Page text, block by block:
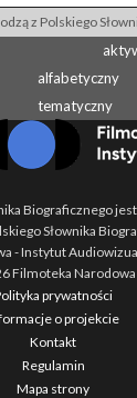
z Polskiego
alfabetyczny
tematyczny
Biograficznego
Słownika
- Instytut
Filmoteka
prywatności
o projekcie
Kontakt
Regulamin
Mapa strony